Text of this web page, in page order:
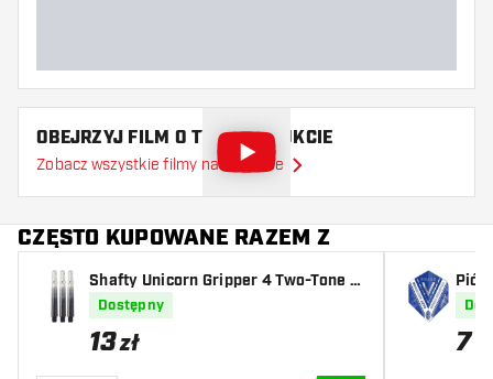
OBEJRZYJ FILM O TYM PRODUKCIE
Zobacz wszystkie filmy na YouTube
CZĘSTO KUPOWANE RAZEM Z
Shafty Unicorn Gripper 4 Two-Tone B
lack
Dostępny
13zł
on
7